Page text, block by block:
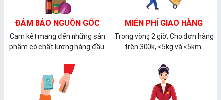
ĐẢM BẢO NGUỒN GỐC
Cam kết mang đến những sản
phẩm có chất lượng hàng đầu.
MIỄN PHÍ GIAO HÀNG
Trong vòng 2 giờ, Cho đơn hàng
trên 300k, <5kg và <5km.